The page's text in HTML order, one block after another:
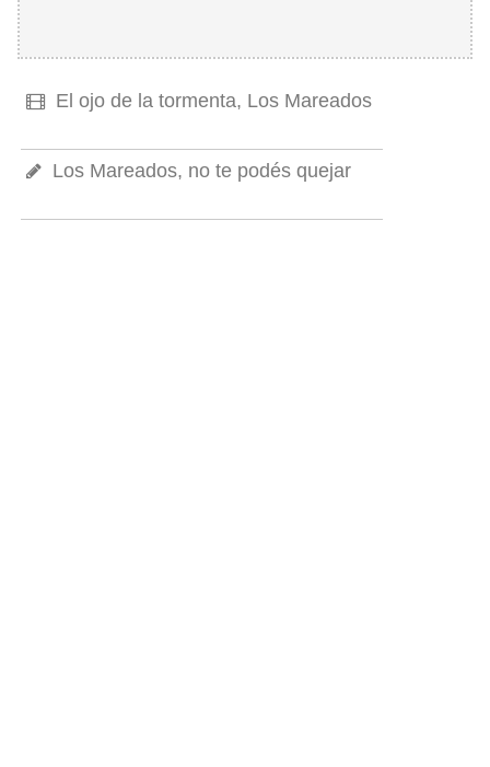
El ojo de la tormenta, Los Mareados
Los Mareados, no te podés quejar